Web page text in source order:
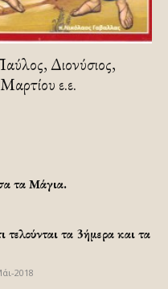
Διονύσιος,
ε.ε.
τα Μάγια.
τα 3ήμερα και τα
2018